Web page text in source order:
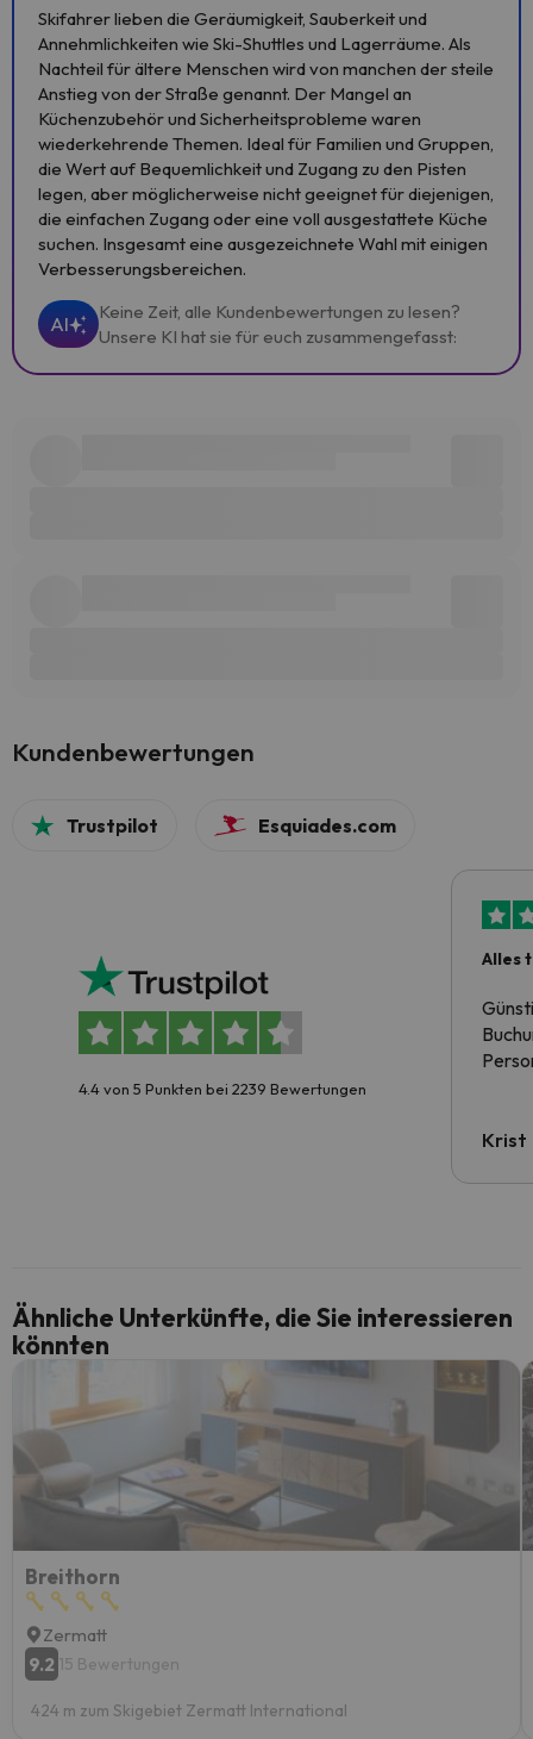
Skifahrer lieben die Geräumigkeit, Sauberkeit und
Annehmlichkeiten wie Ski-Shuttles und Lagerräume. Als
Nachteil für ältere Menschen wird von manchen der steile
Anstieg von der Straße genannt. Der Mangel an
Küchenzubehör und Sicherheitsprobleme waren
wiederkehrende Themen. Ideal für Familien und Gruppen,
die Wert auf Bequemlichkeit und Zugang zu den Pisten
legen, aber möglicherweise nicht geeignet für diejenigen,
die einfachen Zugang oder eine voll ausgestattete Küche
suchen. Insgesamt eine ausgezeichnete Wahl mit einigen
Verbesserungsbereichen.
AI
Keine Zeit, alle Kundenbewertungen zu lesen?
Unsere KI hat sie für euch zusammengefasst:
Kundenbewertungen
Trustpilot Esquiades.com
4.4 von 5 Punkten bei 2239 Bewertungen
Alles
Krist
Ähnliche Unterkünfte, die Sie interessieren
könnten
Breithorn
Zermatt
9.2 15 Bewertungen
424 m zum Skigebiet Zermatt International